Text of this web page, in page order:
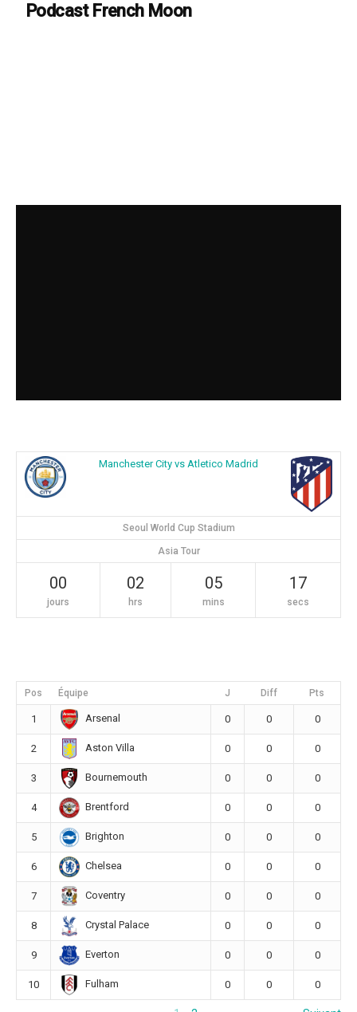
Podcast French Moon
Manchester City vs Atletico Madrid
Seoul World Cup Stadium
Asia Tour
00
jours
02
hrs
05
mins
16
secs
Pos Équipe J Diff Pts
1 Arsenal 0 0 0
2 Aston Villa 0 0 0
3 Bournemouth 0 0 0
4 Brentford 0 0 0
5 Brighton 0 0 0
6 Chelsea 0 0 0
7 Coventry 0 0 0
8 Crystal Palace 0 0 0
9 Everton 0 0 0
10 Fulham 0 0 0